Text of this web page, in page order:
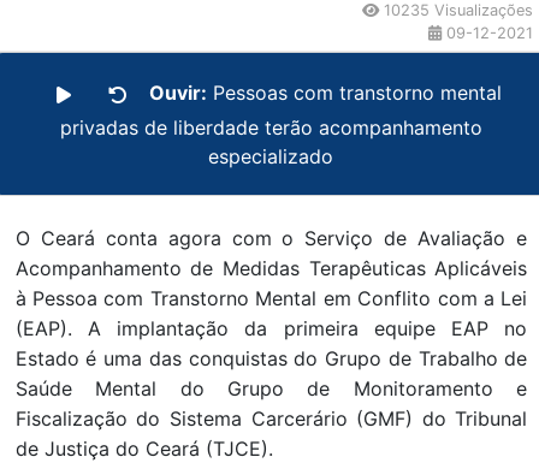
10235 Visualizações
09-12-2021
Ouvir: Pessoas com transtorno mental
privadas de liberdade terão acompanhamento
especializado
O Ceará conta agora com o Serviço de Avaliação e
Acompanhamento de Medidas Terapêuticas Aplicáveis
à Pessoa com Transtorno Mental em Conflito com a Lei
(EAP). A implantação da primeira equipe EAP no
Estado é uma das conquistas do Grupo de Trabalho de
Saúde Mental do Grupo de Monitoramento e
Fiscalização do Sistema Carcerário (GMF) do Tribunal
de Justiça do Ceará (TJCE).